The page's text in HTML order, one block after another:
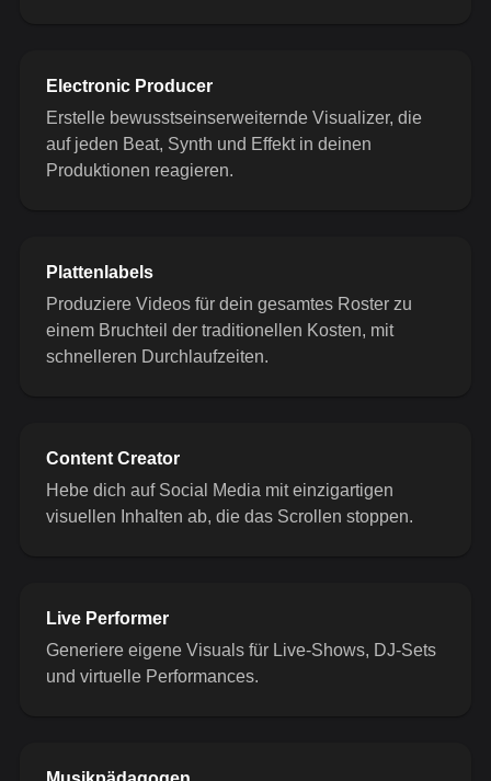
Electronic Producer
Erstelle bewusstseinserweiternde Visualizer, die
auf jeden Beat, Synth und Effekt in deinen
Produktionen reagieren.
Plattenlabels
Produziere Videos für dein gesamtes Roster zu
einem Bruchteil der traditionellen Kosten, mit
schnelleren Durchlaufzeiten.
Content Creator
Hebe dich auf Social Media mit einzigartigen
visuellen Inhalten ab, die das Scrollen stoppen.
Live Performer
Generiere eigene Visuals für Live-Shows, DJ-Sets
und virtuelle Performances.